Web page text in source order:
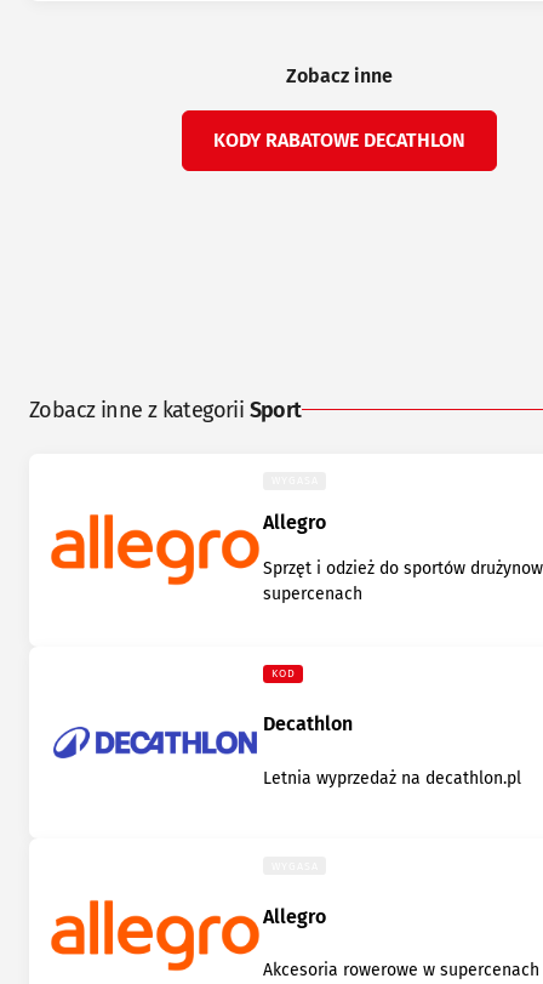
Zobacz inne
KODY RABATOWE DECATHLON
Zobacz inne z kategorii Sport
Allegro
Sprzęt i odzież do sportów
supercenach
KOD
Decathlon
Letnia wyprzedaż na decathlon.pl
Allegro
Akcesoria rowerowe w supercenach